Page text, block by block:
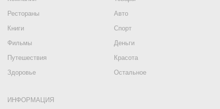
Рестораны
Авто
Книги
Спорт
Фильмы
Деньги
Путешествия
Красота
Здоровье
Остальное
ИНФОРМАЦИЯ